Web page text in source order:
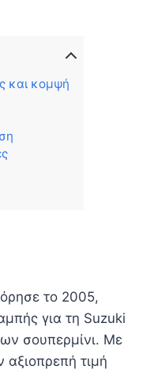
και κομψή
το 2005,
για τη Suzuki
σουπερμίνι. Με
τιμή